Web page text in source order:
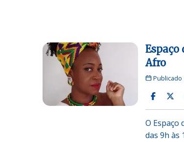
Espaço
Afro
Publicado
O Espaço
das 9h às